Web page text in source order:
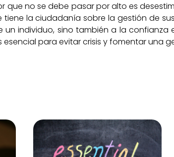
que no se debe pasar por alto es
tiene la ciudadanía sobre la gestión de
un individuo, sino también a la
para evitar crisis y fomentar una